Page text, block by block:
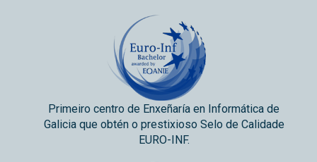
Primeiro centro de Enxeñaría en Informática de
Galicia que obtén o prestixioso Selo de Calidade
EURO-INF.